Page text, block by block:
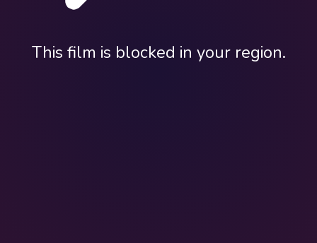
This film is blocked in your region.